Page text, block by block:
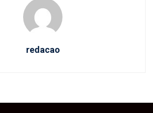
redacao